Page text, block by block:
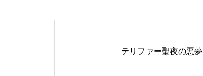
テリファー聖夜の悪夢